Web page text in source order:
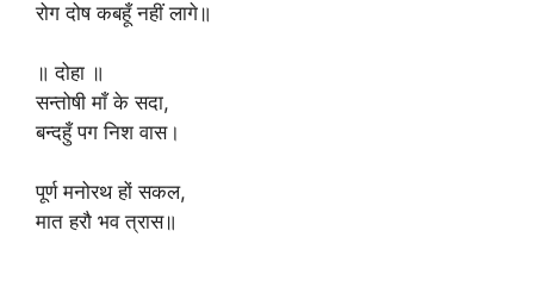
‎रोग दोष कबहूँ नहीं लागे॥
‎॥ दोहा ॥
‎सन्तोषी माँ के सदा,
‎बन्दहुँ पग निश वास।
‎पूर्ण मनोरथ हों सकल,
‎मात हरौ भव त्रास॥